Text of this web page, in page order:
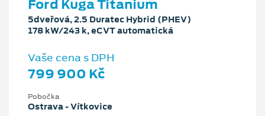
Ford Kuga Titanium
5dveřová, 2.5 Duratec Hybrid (PHEV)
178 kW/243 k, eCVT automatická
Vaše cena s DPH
799 900 Kč
Pobočka
Ostrava - Vítkovice